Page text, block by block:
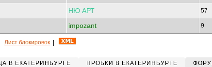
НЮ АРТ 57
impozant 9
Лист блокировок
В ЕКАТЕРИНБУРГЕ ПРОБКИ В ЕКАТЕРИНБУРГЕ